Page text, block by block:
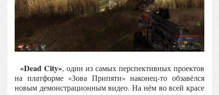
«Dead City», один из самых перспективных проектов
на платформе «Зова Припяти» наконец-то обзавёлся
новым демонстрационным видео. На нём во всей красе